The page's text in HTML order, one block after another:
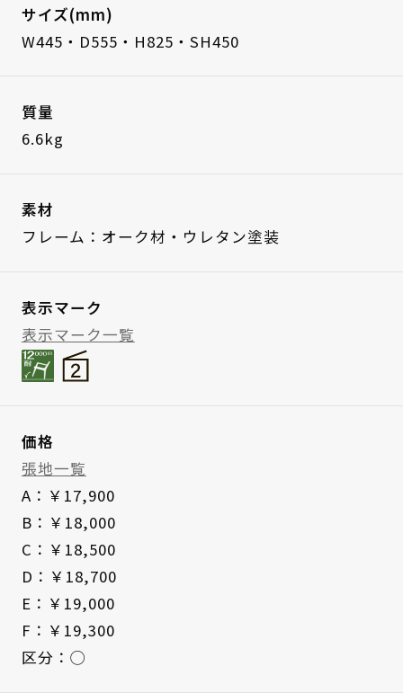
サイズ(mm)
W445・D555・H825・SH450
質量
6.6kg
素材
フレーム：オーク材・ウレタン塗装
表示マーク
表示マーク一覧
価格
張地一覧
A：￥17,900
B：￥18,000
C：￥18,500
D：￥18,700
E：￥19,000
F：￥19,300
区分：◯